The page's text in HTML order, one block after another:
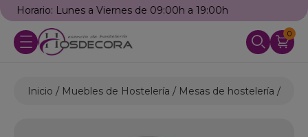
Llámanos: 976 25 59 91
0
Inicio Muebles de Hostelería Mesas de hostelería